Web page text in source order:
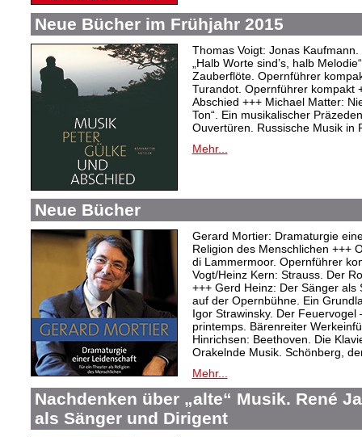
Neue Bücher im Frühjahr 2015
Thomas Voigt: Jonas
„Halb Worte sind’s, halb
Zauberflöte. Opernführer
Turandot. Opernführer kompakt
Abschied +++ Michael Matter:
Ton“. Ein musikalischer
Ouvertüren. Russische Musik in
Mehr...
Neue Bücher
Gerard Mortier: Dramaturgie
Religion des Menschlichen +++
di Lammermoor. Opernführer
Vogt/Heinz Kern: Strauss. Der
+++ Gerd Heinz: Der Sänger als
auf der Opernbühne. Ein
Igor Strawinsky. Der
printemps. Bärenreiter
Hinrichsen: Beethoven. Die
Orakelnde Musik. Schönberg,
Mehr...
Nachdenken über „alte“ Musik. René
als Sänger und Dirigent